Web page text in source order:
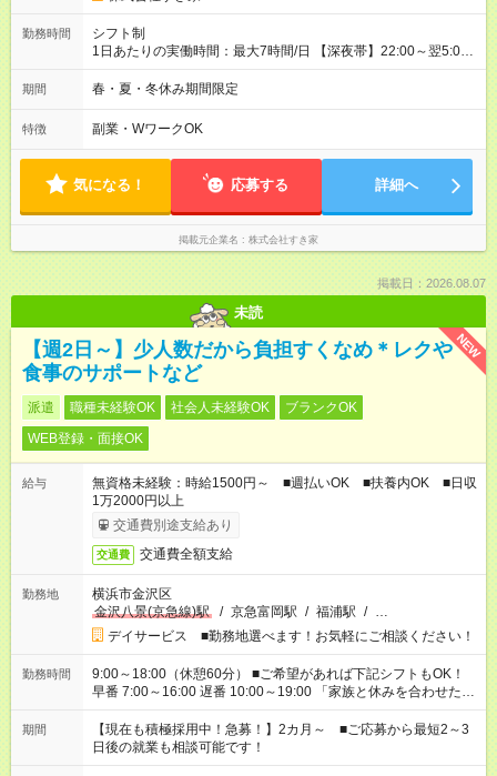
勤務時間
シフト制
1日あたりの実働時間：最大7時間/日 【深夜帯】22:00～翌5:00
週2日～・1日2h～OK◎ ※22:00から翌5:00までは18歳以上の方
のみ勤務可能です（18歳未満の深夜業務禁止のため） ★深夜で
す。 必ず、2名以上での勤務を行いますので、安心して働けま
す。
期間 春・夏・冬休み期間限定
特徴 副業・WワークOK
気になる！ 応募する 詳細へ
掲載元企業名 株式会社すき家
掲載日：2026.08.07
未読
NEW
【週2日～】少人数だから負担すくなめ＊レクや
食事のサポートなど
派遣 職種未経験OK 社会人未経験OK
ブランクOK
WEB登録・面接OK
給与
無資格未経験：時給1500円～ ■週払いOK ■扶養内OK ■日収
1万2000円以上
交通費別途支給あり
交通費 交通費全額支給
勤務地
横浜市金沢区
金沢八景(京急線)駅
/ 京急富岡駅 / 福浦駅 / …
デイサービス ■勤務地選べます！お気軽にご相談ください！
勤務時間
9:00～18:00（休憩60分） ■ご希望があれば下記シフトもOK！
早番 7:00～16:00 遅番 10:00～19:00 「家族と休みを合わせた
い」 「余裕を持って夕飯の準備がしたい」 「できれば残業はし
たくない」 など、ご希望を教えてくださいね。 ※Wワーク希望
の方へ 今ご覧のお仕事で希望する勤務時間と、もう1つのお仕事
の勤務時間。 合計で週40時間を超える場合は応募できません。
期間
【現在も積極採用中！急募！】2カ月～ ■ご応募から最短2～3
日後の就業も相談可能です！